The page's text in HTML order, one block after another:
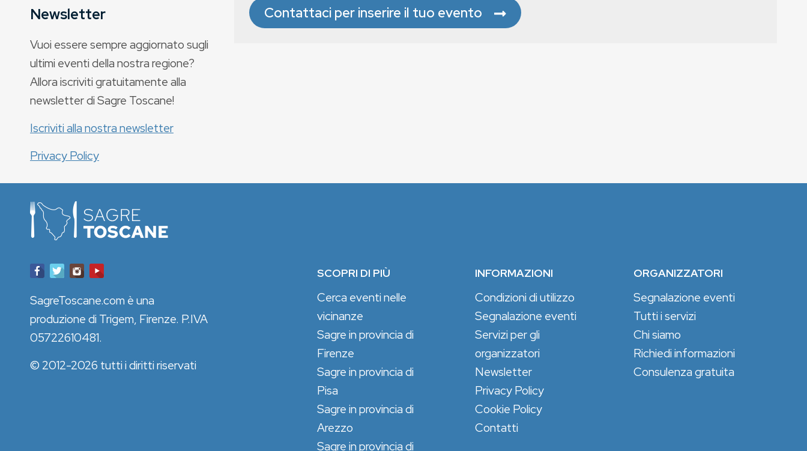
Contattaci per inserire il tuo evento
Newsletter
Vuoi essere sempre aggiornato sugli
ultimi eventi della nostra regione?
Allora iscriviti gratuitamente alla
newsletter di Sagre Toscane!
Iscriviti alla nostra newsletter
Privacy Policy
SCOPRI DI PIÙ
Cerca eventi nelle
vicinanze
Sagre in provincia di
Firenze
Sagre in provincia di
Pisa
Sagre in provincia di
Arezzo
Sagre in provincia di
INFORMAZIONI
Condizioni di utilizzo
Segnalazione eventi
Servizi per gli
organizzatori
Newsletter
Privacy Policy
Cookie Policy
Contatti
ORGANIZZATORI
Segnalazione eventi
Tutti i servizi
Chi siamo
Richiedi informazioni
Consulenza gratuita
SagreToscane.com è una
produzione di Trigem, Firenze. P.IVA
05722610481.
© 2012-2026 tutti i diritti riservati